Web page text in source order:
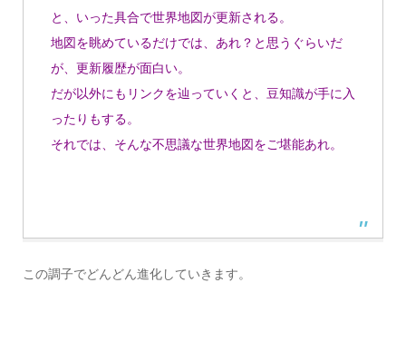
と、いった具合で世界地図が更新される。
地図を眺めているだけでは、あれ？と思うぐらいだ
が、更新履歴が面白い。
だが以外にもリンクを辿っていくと、豆知識が手に入
ったりもする。
それでは、そんな不思議な世界地図をご堪能あれ。
この調子でどんどん進化していきます。